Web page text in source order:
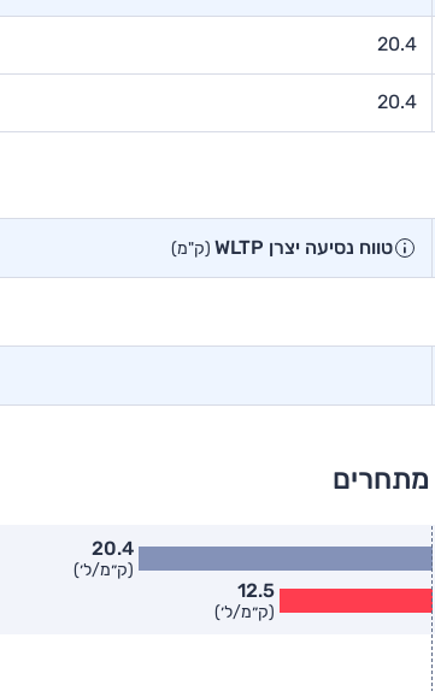
20.4
20.4
טווח נסיעה יצרן WLTP (ק"מ)
מתחרים
20.4
(ק״מ/ל׳)
12.5
(ק״מ/ל׳)